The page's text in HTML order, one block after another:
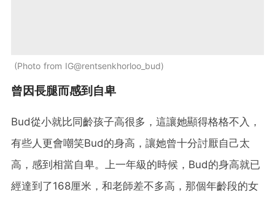
Photo from IG@rentsenkhorloo_bud
曾因長腿而感到自卑
Bud從小就比同齡孩子高很多，這讓她顯得格格不入，
有些人更會嘲笑Bud的身高，讓她曾十分討厭自己太
高，感到相當自卑。上一年級的時候，Bud的身高就已
經達到了168厘米，和老師差不多高，那個年齡段的女